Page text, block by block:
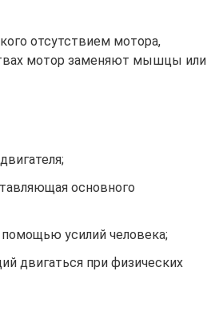
отсутствием мотора,
мотор заменяют мышцы или
основного
помощью усилий человека;
двигаться при физических